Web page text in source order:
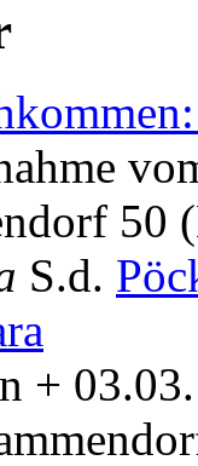
50
S.d.
+